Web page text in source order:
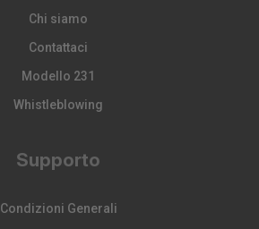
Chi siamo
Contattaci
Modello 231
Whistleblowing
Supporto
Condizioni Generali